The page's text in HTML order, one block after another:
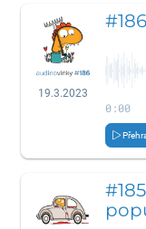
19.3.2023
0:00